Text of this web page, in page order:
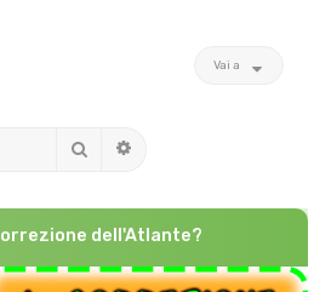
Vai a
Cerca
dell'Atlante?